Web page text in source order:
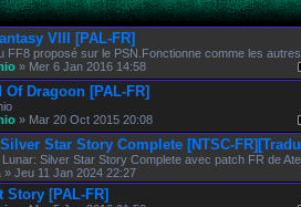
VIII [PAL-FR]
FF8 proposé sur le PSN.Fonctionne comme les
» Mer 6 Jan 2016 14:58
Of Dragoon [PAL-FR]
» Mar 20 Oct 2015 20:08
Star Story Complete [NTSC-
Lunar: Silver Star Story Complete avec patch FR de
» Jeu 11 Jan 2024 22:27
Story [PAL-FR]